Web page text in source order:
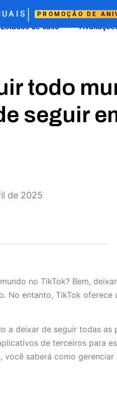
| PROMOÇÃO DE
Estudos de caso
todo
seguir
de 2025
no TikTok? Bem,
No entanto, TikTok oferece
a deixar de seguir todas as
de terceiros para
saberá como gerenciar